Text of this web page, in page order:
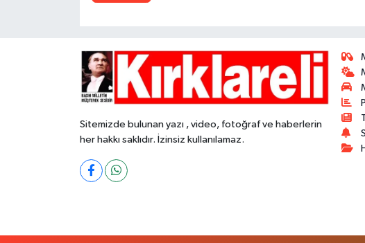
Sitemizde bulunan yazı , video, fotoğraf ve haberlerin
her hakkı saklıdır. İzinsiz kullanılamaz.